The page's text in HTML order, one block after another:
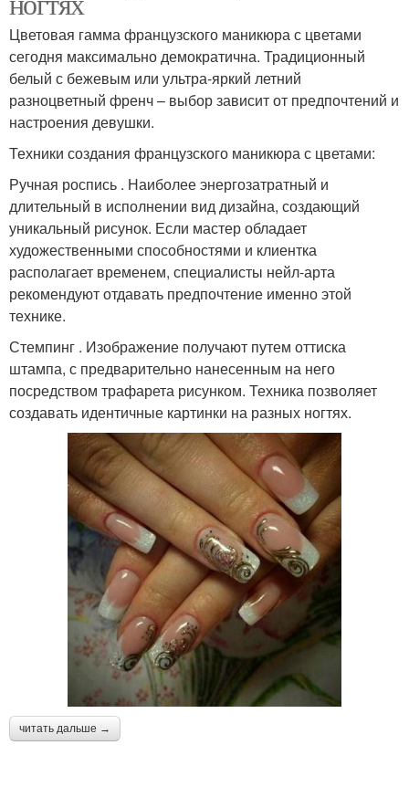
Цветовая гамма французского маникюра с цветами
сегодня максимально демократична. Традиционный
белый с бежевым или ультра-яркий летний
разноцветный френч – выбор зависит от предпочтений и
настроения девушки.
Техники создания французского маникюра с цветами:
Ручная роспись . Наиболее энергозатратный и
длительный в исполнении вид дизайна, создающий
уникальный рисунок. Если мастер обладает
художественными способностями и клиентка
располагает временем, специалисты нейл-арта
рекомендуют отдавать предпочтение именно этой
технике.
Стемпинг . Изображение получают путем оттиска
штампа, с предварительно нанесенным на него
посредством трафарета рисунком. Техника позволяет
создавать идентичные картинки на разных ногтях.
читать дальше →